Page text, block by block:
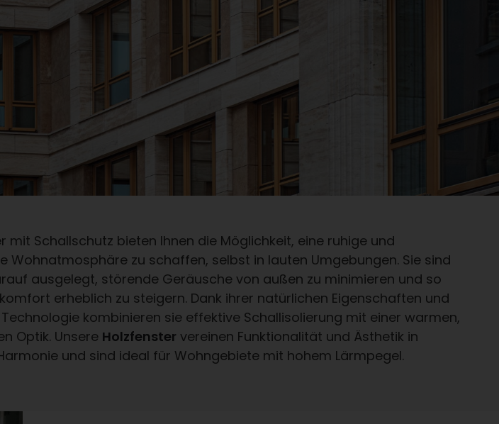
mit Schallschutz bieten Ihnen die Möglichkeit, eine ruhige und
Wohnatmosphäre zu schaffen, selbst in lauten Umgebungen. Sie sind
ausgelegt, störende Geräusche von außen zu minimieren und so
erheblich zu steigern. Dank ihrer natürlichen Eigenschaften und
kombinieren sie effektive Schallisolierung mit einer warmen,
Optik. Unsere Holzfenster vereinen Funktionalität und Ästhetik in
und sind ideal für Wohngebiete mit hohem Lärmpegel.